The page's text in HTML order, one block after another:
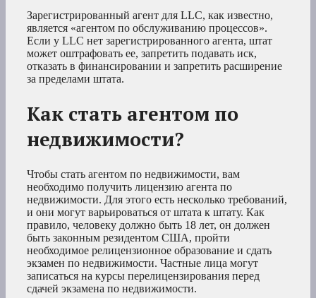
Зарегистрированный агент для LLC, как известно,
является «агентом по обслуживанию процессов».
Если у LLC нет зарегистрированного агента, штат
может оштрафовать ее, запретить подавать иск,
отказать в финансировании и запретить расширение
за пределами штата.
Как стать агентом по
недвижимости?
Чтобы стать агентом по недвижимости, вам
необходимо получить лицензию агента по
недвижимости. Для этого есть несколько требований,
и они могут варьироваться от штата к штату. Как
правило, человеку должно быть 18 лет, он должен
быть законным резидентом США, пройти
необходимое релицензионное образование и сдать
экзамен по недвижимости. Частные лица могут
записаться на курсы перелицензирования перед
сдачей экзамена по недвижимости.